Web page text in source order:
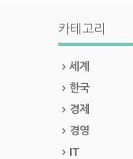
카테고리
세계
한국
경제
경영
IT